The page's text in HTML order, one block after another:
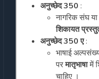
अनुच्छेद 350 :
नागरिक संघ
शिकायत
अनुच्छेद 350 ए:
भाषाई
परमातृभाषामें
चाहिए ।